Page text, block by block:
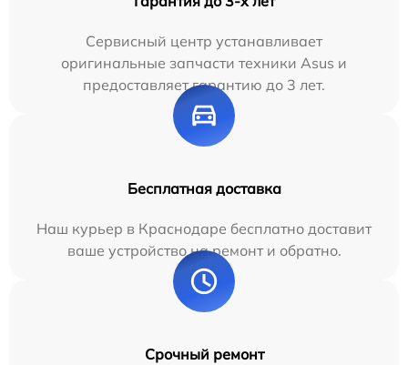
Сервисный центр устанавливает
оригинальные запчасти техники Asus и
предоставляет гарантию до 3 лет.
Бесплатная доставка
Наш курьер в Краснодаре бесплатно доставит
ваше устройство на ремонт и обратно.
Срочный ремонт